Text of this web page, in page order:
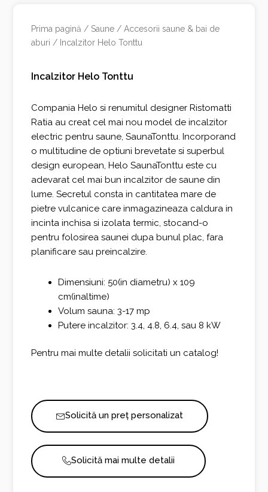
Prima pagină / Saune /Accesorii saune & bai de
aburi / Incalzitor Helo Tonttu
Incalzitor Helo Tonttu
Compania Helo si renumitul designer Ristomatti
Ratia au creat cel mai nou model de incalzitor
electric pentru saune, SaunaTonttu. Incorporand
o multitudine de optiuni brevetate si superbul
design european, Helo SaunaTonttu este cu
adevarat cel mai bun incalzitor de saune din
lume. Secretul consta in cantitatea mare de
pietre vulcanice care inmagazineaza caldura in
incinta inchisa si izolata termic, stocand-o
pentru folosirea saunei dupa bunul plac, fara
planificare sau preincalzire.
Dimensiuni: 50(in diametru) x 109
cm(inaltime)
Volum sauna: 3-17 mp
Putere incalzitor: 3.4, 4.8, 6.4, sau 8 kW
Pentru mai multe detalii solicitati un catalog!
Solicită un preț personalizat
Solicită mai multe detalii